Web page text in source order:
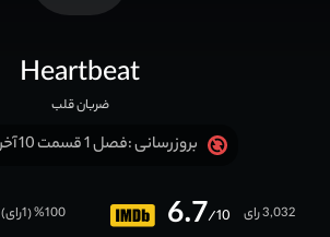
Heartbeat
ضربان قلب
بروزرسانی :فصل 1 قسمت 10 آخر اضافه شد
6.7/10 3,032 رای 100
% (
1رای)